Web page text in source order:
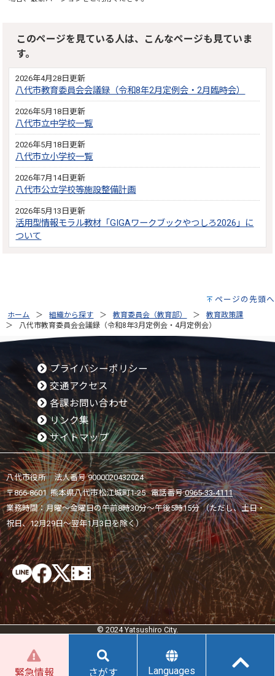
このページを見ている人は、こんなページも見ていま
す。
2026年4月28日更新
八代市教育委員会会議録（令和8年2月定例会・2月臨時会）
2026年5月18日更新
八代市立中学校一覧
2026年5月18日更新
八代市立小学校一覧
2026年7月14日更新
八代市公立学校等施設整備計画
2026年5月13日更新
活用型情報モラル教材「GIGAワークブックやつしろ2026」に
ついて
ページの先頭へ
ホーム 組織から探す 教育委員会（教育部）
教育政策課
八代市教育委員会会議録（令和8年3月定例会・4月定例会）
プライバシーポリシー
交通アクセス
各課お問い合わせ
リンク集
サイトマップ
八代市役所 法人番号 9000020432024
〒866-8601 熊本県八代市松江城町1-25 電話番号:0965-33-4111
業務時間：月曜～金曜日の午前8時30分～午後5時15分 （ただし、土日・
祝日、12月29日～翌年1月3日を除く）
© 2024 Yatsushiro City.
緊急情報 さがす Languages